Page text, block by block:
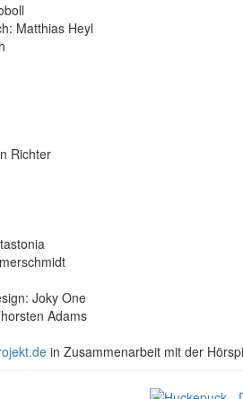
Matthias Heyl
Richter
Joky One
Adams
in Zusammenarbeit mit der